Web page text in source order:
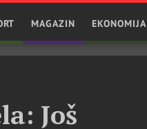
MAGAZIN EKONOMIJA
Još